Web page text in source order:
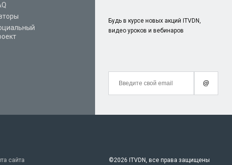
Будь в курсе новых акций ITVDN,
видео уроков и вебинаров
@
сайта ©2026 ITVDN, все права защищены